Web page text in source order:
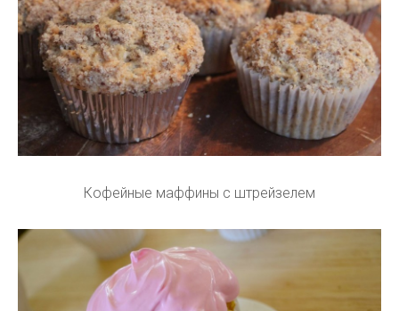
Кофейные маффины с штрейзелем